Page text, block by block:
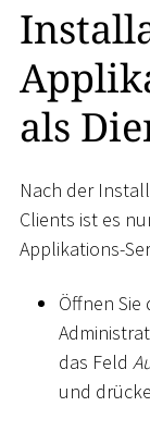
als
Nach der
Clients ist es
Applikations-
Öffnen
das Feld
und